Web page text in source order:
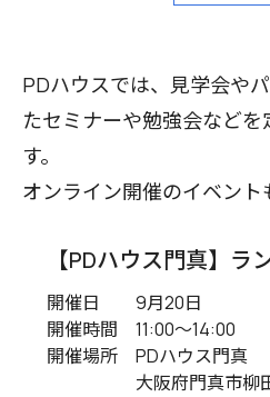
PDハウス城東
PDハウス八尾
PDハウス門真
京都
PDハウス西京極
兵庫
PDハウス神戸深江本町
PDハウスでは、見学会や
たセミナーや勉強会などを
す。
オンライン開催のイベント
【PDハウス門真】
開催日
9月20日
開催時間 11:00〜14:00
開催場所 PDハウス門真
大阪府門真市柳